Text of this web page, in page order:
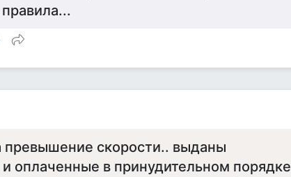
превышение скорости.. выданы
оплаченные в принудительном порядке